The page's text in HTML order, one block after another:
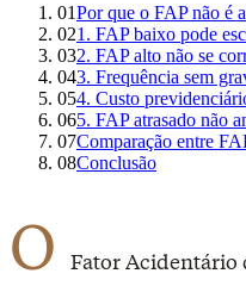
01Por que o FAP não é
021. FAP baixo pode
032. FAP alto não se
043. Frequência sem
054. Custo
065. FAP atrasado não
07Comparação entre
08Conclusão
O Fator Acidentário